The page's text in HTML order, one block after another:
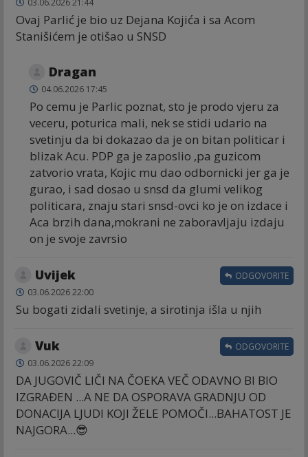
03.06.2026 21:44
Ovaj Parlić je bio uz Dejana Kojića i sa Acom
Stanišićem je otišao u SNSD
Dragan
04.06.2026 17:45
Po cemu je Parlic poznat, sto je prodo vjeru za
veceru, poturica mali, nek se stidi udario na
svetinju da bi dokazao da je on bitan politicar i
blizak Acu. PDP ga je zaposlio ,pa guzicom
zatvorio vrata, Kojic mu dao odbornicki jer ga je
gurao, i sad dosao u snsd da glumi velikog
politicara, znaju stari snsd-ovci ko je on izdace i
Aca brzih dana,mokrani ne zaboravljaju izdaju
on je svoje zavrsio
Uvijek
03.06.2026 22:00
Su bogati zidali svetinje, a sirotinja išla u njih
ODGOVORITE
Vuk
03.06.2026 22:09
DA JUGOVIČ LIČI NA ČOEKA VEČ ODAVNO BI BIO
IZGRAĐEN ...A NE DA OSPORAVA GRADNJU OD
DONACIJA LJUDI KOJI ŽELE POMOČI...BAHATOST JE
NAJGORA...😎
ODGOVORITE